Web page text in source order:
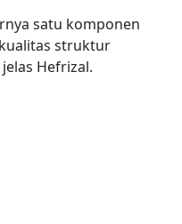
satu komponen
struktur
Hefrizal.